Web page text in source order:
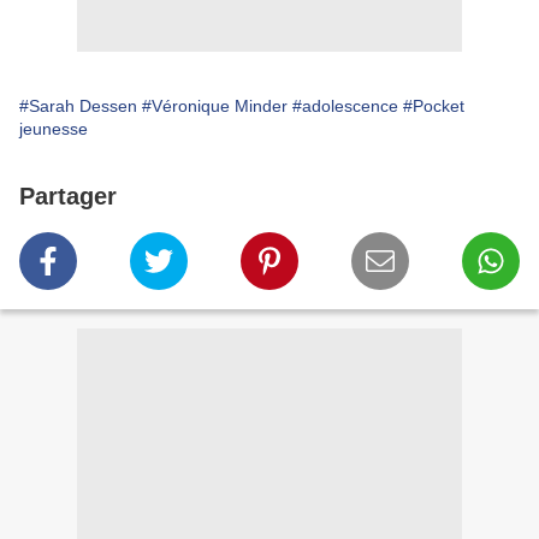
#Sarah Dessen #Véronique Minder #adolescence #Pocket
jeunesse
Partager